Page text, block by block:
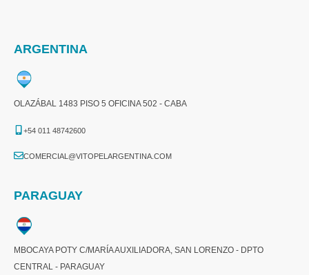
ARGENTINA
OLAZÁBAL 1483 PISO 5 OFICINA 502 - CABA
+54 011 48742600​
COMERCIAL@VITOPELARGENTINA.COM​
PARAGUAY
MBOCAYA POTY C/MARÍA AUXILIADORA, SAN LORENZO - DPTO
CENTRAL - PARAGUAY